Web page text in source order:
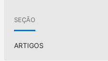
SEÇÃO
ARTIGOS